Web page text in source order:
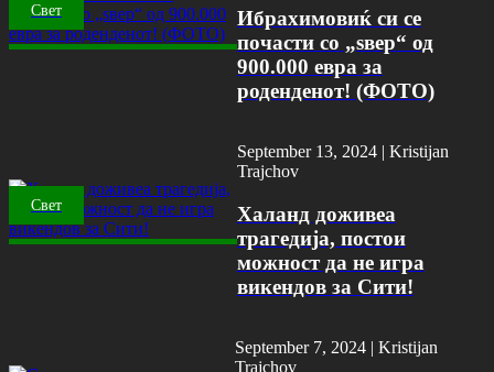
Свет
Ибрахимовиќ си се
почасти со „ѕвер“ од
900.000 евра за
роденденот! (ФОТО)
Свет
September 13, 2024 | Kristijan
Trajchov
Халанд доживеа
трагедија, постои
можност да не игра
викендов за Сити!
September 7, 2024 | Kristijan
Trajchov